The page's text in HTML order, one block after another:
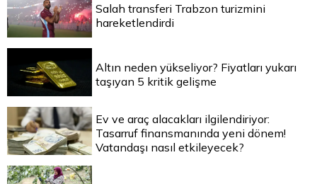
Salah transferi Trabzon turizmini
hareketlendirdi
Altın neden yükseliyor? Fiyatları yukarı
taşıyan 5 kritik gelişme
Ev ve araç alacakları ilgilendiriyor:
Tasarruf finansmanında yeni dönem!
Vatandaşı nasıl etkileyecek?